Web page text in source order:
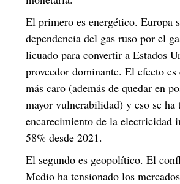
El primero es energético. Europa
dependencia del gas ruso por el
licuado para convertir a Estados
proveedor dominante. El efecto
más caro (además de quedar en
mayor vulnerabilidad) y eso se ha
encarecimiento de la electricidad
58% desde 2021.
El segundo es geopolítico. El
Medio ha tensionado los